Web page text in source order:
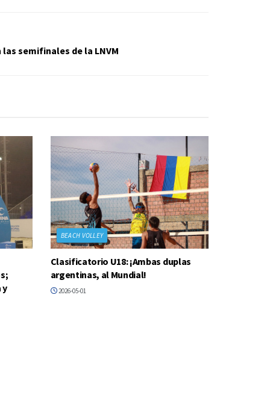
semifinales de la LNVM
y
BEACH VOLLEY
Clasificatorio U18: ¡Ambas duplas
argentinas, al Mundial!
2026-05-01